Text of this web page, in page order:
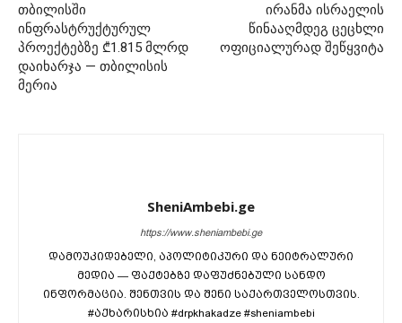
თბილისში
ინფრასტრუქტურულ
პროექტებზე ₾1.815 მლრდ
დაიხარჯა — თბილისის
მერია
ირანმა ისრაელის
წინააღმდეგ ცეცხლი
ოფიციალურად შეწყვიტა
SheniAmbebi.ge
https://www.sheniambebi.ge
დამოუკიდებელი, აპოლიტიკური და ნეიტრალური
მედია — ფაქტებზე დაფუძნებული სანდო
ინფორმაცია. შენთვის და შენი საქართველოსთვის.
#აქხარისხია #drpkhakadze #sheniambebi